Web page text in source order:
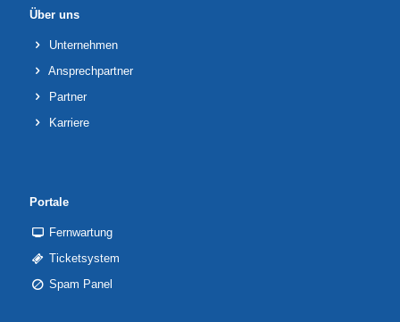
Über uns
Unternehmen
Ansprechpartner
Partner
Karriere
Portale
Fernwartung
Ticketsystem
Spam Panel